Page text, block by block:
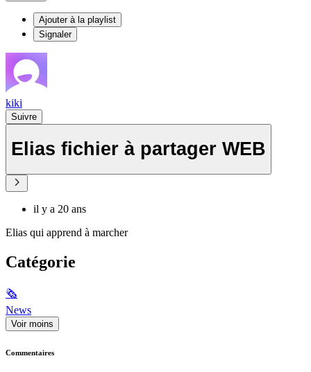
Ajouter à la playlist
Signaler
kiki
Suivre
Elias fichier à partager WEB
il y a 20 ans
Elias qui apprend à marcher
Catégorie
🗞
News
Voir moins
Commentaires